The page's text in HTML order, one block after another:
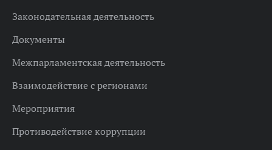
Законодательная деятельность
Документы
Межпарламентская деятельность
Взаимодействие с регионами
Мероприятия
Противодействие коррупции